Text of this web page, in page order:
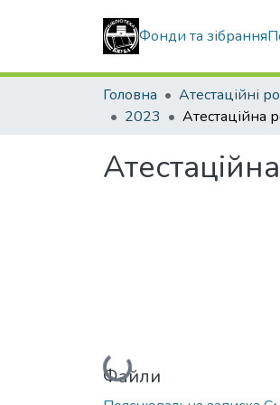
Фонди та зібрання
Головна
2023
Вантажиться...
Файли